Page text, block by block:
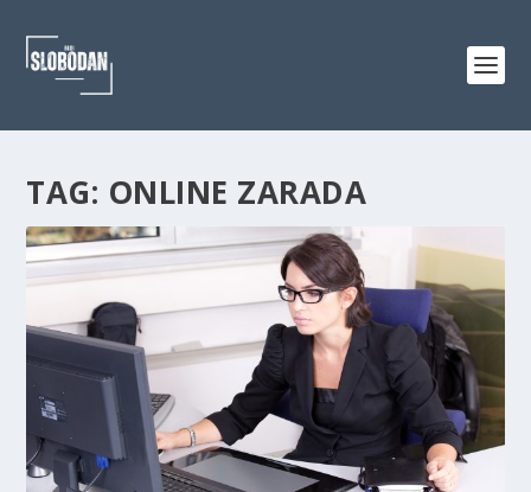
TAG: ONLINE ZARADA